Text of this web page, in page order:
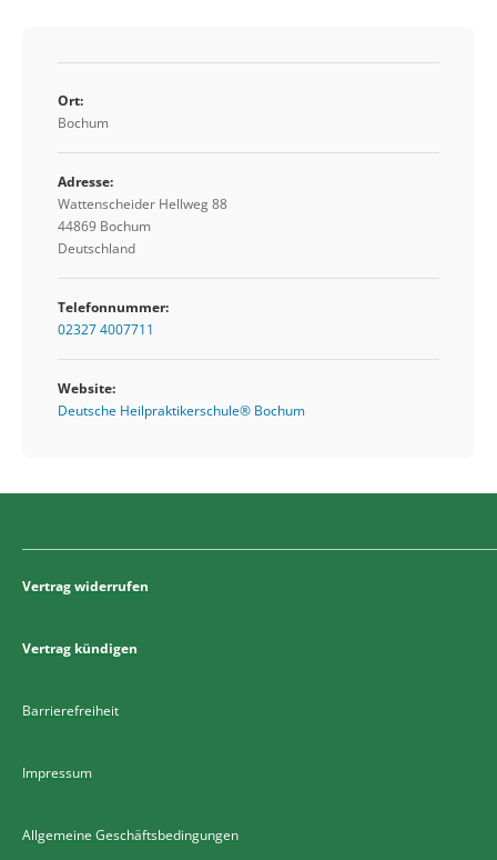
Ort:
Bochum
Adresse:
Wattenscheider Hellweg 88
44869 Bochum
Deutschland
Telefonnummer:
02327 4007711
Website:
Deutsche Heilpraktikerschule® Bochum
Vertrag widerrufen
Vertrag kündigen
Barrierefreiheit
Impressum
Allgemeine Geschäftsbedingungen